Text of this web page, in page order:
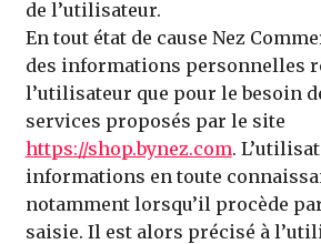
de l’utilisateur.
En tout état de cause Nez
des informations personnelles
l’utilisateur que pour le besoin
services proposés par le site
https://shop.bynez.com.
informations en toute
notamment lorsqu’il procède
saisie. Il est alors précisé à